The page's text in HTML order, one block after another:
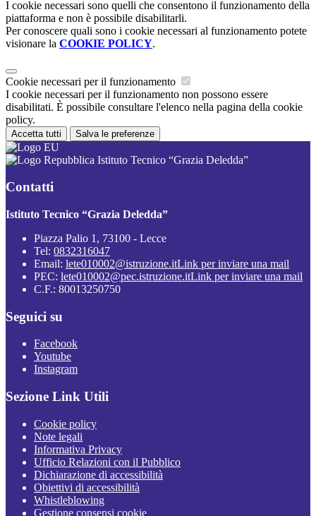
I cookie necessari sono quelli che consentono il funzionamento della
piattaforma e non è possibile disabilitarli.
Per conoscere quali sono i cookie necessari al funzionamento potete
visionare la COOKIE POLICY.
Cookie necessari per il funzionamento
I cookie necessari per il funzionamento non possono essere
disabilitati. È possibile consultare l'elenco nella pagina della cookie
policy.
Accetta tutti Salva le preferenze
Istituto Tecnico “Grazia Deledda”
Contatti
Istituto Tecnico “Grazia Deledda”
Piazza Palio 1, 73100 - Lecce
Tel: 0832316047
Email: lete010002@istruzione.itLink per inviare una mail
PEC: lete010002@pec.istruzione.itLink per inviare una mail
C.F.: 80013250750
Seguici su
Facebook
Youtube
Instagram
Sezione Link Utili
Cookie policy
Note legali
Informativa Privacy
Ufficio Relazioni con il Pubblico
Dichiarazione di accessibilità
Obiettivi di accessibilità
Whistleblowing
Gestione consensi cookie